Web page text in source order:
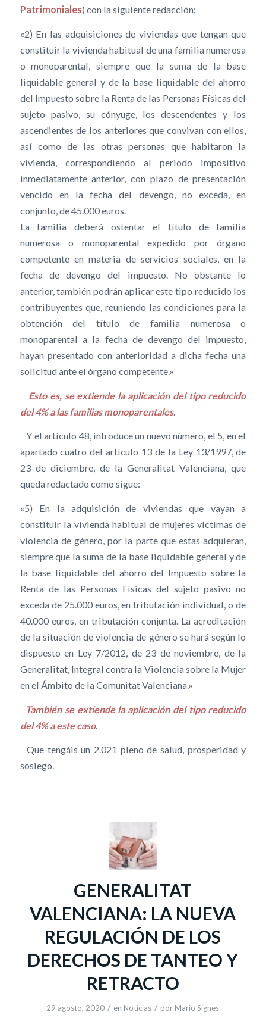
Patrimoniales) con la siguiente redacción:
«2) En las adquisiciones de viviendas que tengan que
constituir la vivienda habitual de una familia numerosa
o monoparental, siempre que la suma de la base
liquidable general y de la base liquidable del ahorro
del Impuesto sobre la Renta de las Personas Físicas del
sujeto pasivo, su cónyuge, los descendentes y los
ascendientes de los anteriores que convivan con ellos,
así como de las otras personas que habitaron la
vivienda, correspondiendo al periodo impositivo
inmediatamente anterior, con plazo de presentación
vencido en la fecha del devengo, no exceda, en
conjunto, de 45.000 euros.
La familia deberá ostentar el título de familia
numerosa o monoparental expedido por órgano
competente en materia de servicios sociales, en la
fecha de devengo del impuesto. No obstante lo
anterior, también podrán aplicar este tipo reducido los
contribuyentes que, reuniendo las condiciones para la
obtención del título de familia numerosa o
monoparental a la fecha de devengo del impuesto,
hayan presentado con anterioridad a dicha fecha una
solicitud ante el órgano competente.»
Esto es, se extiende la aplicación del tipo reducido
del 4% a las familias monoparentales.
Y el artículo 48, introduce un nuevo número, el 5, en el
apartado cuatro del artículo 13 de la Ley 13/1997, de
23 de diciembre, de la Generalitat Valenciana, que
queda redactado como sigue:
«5) En la adquisición de viviendas que vayan a
constituir la vivienda habitual de mujeres víctimas de
violencia de género, por la parte que estas adquieran,
siempre que la suma de la base liquidable general y de
la base liquidable del ahorro del Impuesto sobre la
Renta de las Personas Físicas del sujeto pasivo no
exceda de 25.000 euros, en tributación individual, o de
40.000 euros, en tributación conjunta. La acreditación
de la situación de violencia de género se hará según lo
dispuesto en Ley 7/2012, de 23 de noviembre, de la
Generalitat, Integral contra la Violencia sobre la Mujer
en el Ámbito de la Comunitat Valenciana.»
También se extiende la aplicación del tipo reducido
del 4% a este caso.
Que tengáis un 2.021 pleno de salud, prosperidad y
sosiego.
GENERALITAT
VALENCIANA: LA NUEVA
REGULACIÓN DE LOS
DERECHOS DE TANTEO Y
RETRACTO
29 agosto, 2020 / en Noticias / por Mario Signes